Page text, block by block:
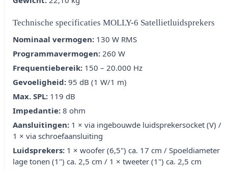
Technische specificaties MOLLY-6 Satellietluidsprekers
Nominaal vermogen: 130 W RMS
Programmavermogen: 260 W
Frequentiebereik: 150 – 20.000 Hz
Gevoeligheid: 95 dB (1 W/1 m)
Max. SPL: 119 dB
Impedantie: 8 ohm
Aansluitingen: 1 × via ingebouwde luidsprekersocket (V) /
1 × via schroefaansluiting
Luidsprekers: 1 × woofer (6,5") ca. 17 cm / Spoeldiameter
lage tonen (1") ca. 2,5 cm / 1 × tweeter (1") ca. 2,5 cm